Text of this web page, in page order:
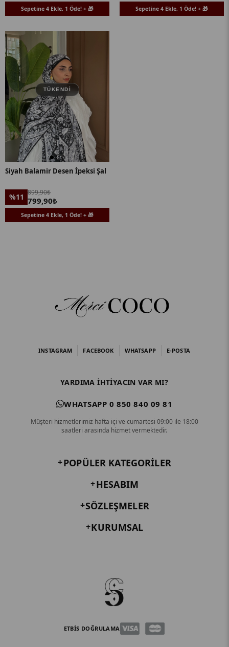
Sepetine 4 Ekle, 1 Öde! + 🎁 Sepetine 4 Ekle, 1 Öde! + 🎁
TÜKENDI
Siyah Balamir Desen İpeksi Şal
%11 899,90₺
799,90₺
Sepetine 4 Ekle, 1 Öde! + 🎁
INSTAGRAM FACEBOOK WHATSAPP E-POSTA
YARDIMA IHTIYACIN VAR MI?
WHATSAPP 0 850 840 09 81
Müşteri hizmetlerimiz hafta içi ve cumartesi 09:00 ile 18:00
saatleri arasında hizmet vermektedir.
POPÜLER KATEGORILER
HESABIM
SÖZLEŞMELER
KURUMSAL
ETBİS DOĞRULAMA